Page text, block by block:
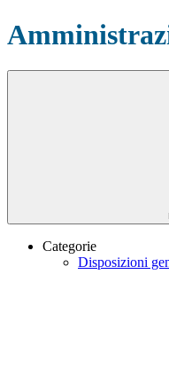
Categorie
Disposizioni